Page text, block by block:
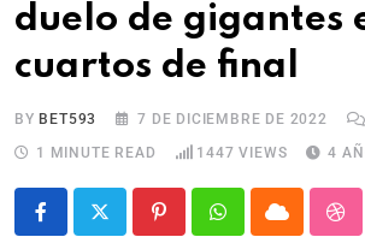
duelo de gigantes
cuartos de final
BY BET593 7 DE DICIEMBRE DE 2022
1 MINUTE READ
1447 VIEWS 4